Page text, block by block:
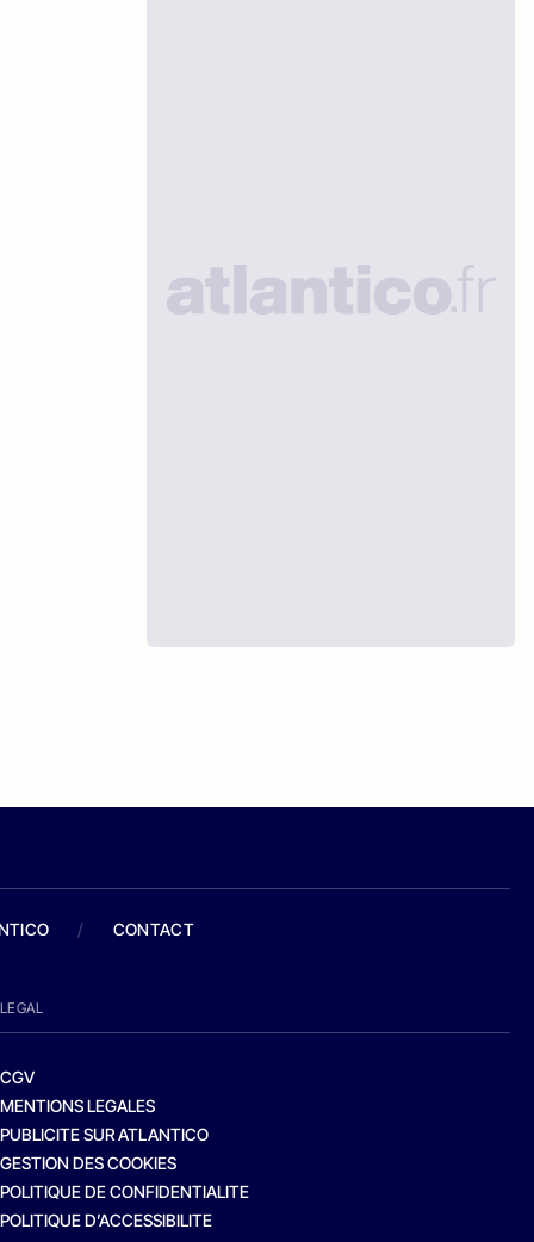
/ CONTACT
LEGAL
CGV
MENTIONS LEGALES
PUBLICITE SUR ATLANTICO
GESTION DES COOKIES
POLITIQUE DE CONFIDENTIALITE
POLITIQUE D’ACCESSIBILITE